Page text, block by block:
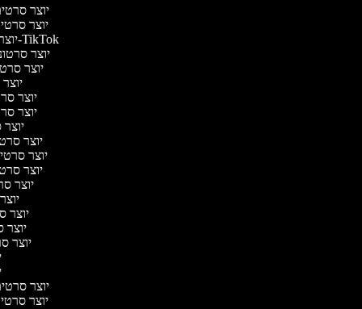
יוצר
יוצר
יוצר סרטונים ל-TikTok
יוצר
יוצר
יוצר
יוצר
יוצר
יוצר סרטי
יוצר
יוצר
יוצר
יוצר
יוצר
יוצר
יוצר